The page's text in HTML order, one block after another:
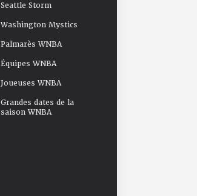
Seattle Storm
Washington Mystics
Palmarès WNBA
Équipes WNBA
Joueuses WNBA
Grandes dates de la
saison WNBA